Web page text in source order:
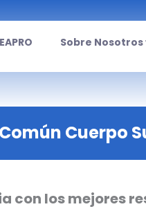
Sobre Nosotros
Cuerpo
con los mejores